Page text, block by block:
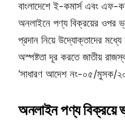
বাংলাদেশে ই-কমার্স এবং এফ-
অনলাইনে পণ্য বিক্রয়ের ওপর
প্রদান নিয়ে উদ্যোক্তাদের
অস্পষ্টতা দূর করতে জাতীয়
‘সাধারণ আদেশ নং-০৫/মুসক/
অনলাইন পণ্য বিক্রয়ে